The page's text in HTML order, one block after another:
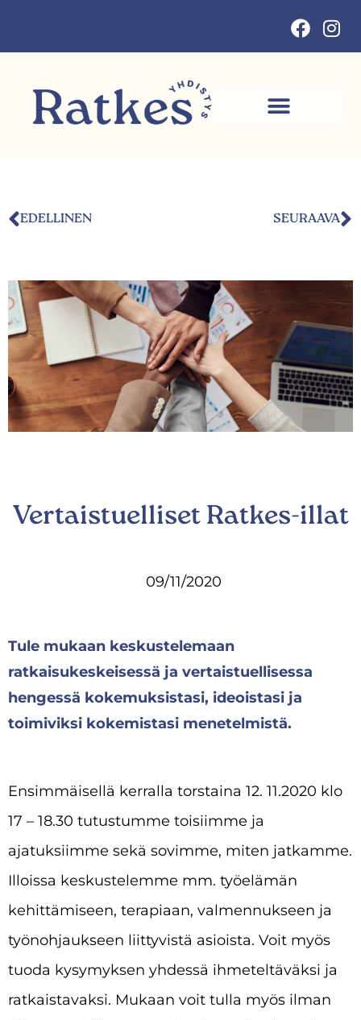
EDELLINEN SEURAAVA
Vertaistuelliset Ratkes-illat
09/11/2020
Tule mukaan keskustelemaan
ratkaisukeskeisessä ja vertaistuellisessa
hengessä kokemuksistasi, ideoistasi ja
toimiviksi kokemistasi menetelmistä.
Ensimmäisellä kerralla torstaina 12. 11.2020 klo
17 – 18.30 tutustumme toisiimme ja
ajatuksiimme sekä sovimme, miten jatkamme.
Illoissa keskustelemme mm. työelämän
kehittämiseen, terapiaan, valmennukseen ja
työnohjaukseen liittyvistä asioista. Voit myös
tuoda kysymyksen yhdessä ihmeteltäväksi ja
ratkaistavaksi. Mukaan voit tulla myös ilman